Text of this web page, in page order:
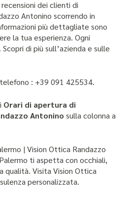
dei clienti di
Antonino scorrendo in
più dettagliate sono
la tua esperienza. Ogni
di più sull’azienda e sulle
: +39 091 425534.
Orari di apertura di
Antonino sulla colonna a
| Vision Ottica Randazzo
ti aspetta con occhiali,
qualità. Visita Vision Ottica
personalizzata.